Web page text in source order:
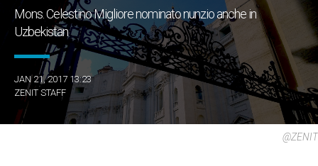
Mons. Celestino Migliore nominato nunzio anche in
Uzbekistan
JAN 21, 2017 13:23
ZENIT STAFF
@ZENIT